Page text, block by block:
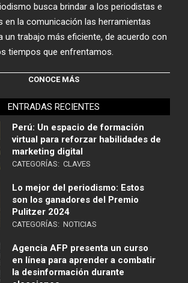
busca brindar a los periodistas e
en la comunicación las herramientas
un trabajo más eficiente, de acuerdo con
tiempos que enfrentamos.
CONOCE MÁS
ENTRADAS RECIENTES
Perú: Un espacio de formación
virtual para reforzar habilidades de
marketing digital
CATEGORÍAS: CLAVES
Lo mejor del periodismo: Estos
son los ganadores del Premio
Pulitzer 2024
CATEGORÍAS: NOTICIAS
Agencia AFP presenta un curso
en línea para aprender a combatir
la desinformación durante